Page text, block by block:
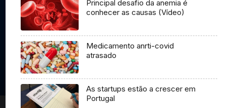
Principal desafio da anemia é
conhecer as causas (Vídeo)
Medicamento anrti-covid
atrasado
As startups estão a crescer em
Portugal